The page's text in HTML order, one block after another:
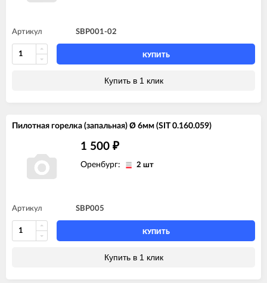
Артикул SBP001-02
КУПИТЬ
Купить в 1 клик
Пилотная горелка (запальная) Ø 6мм (SIT 0.160.059)
1 500 ₽
Оренбург: 2 шт
Артикул SBP005
КУПИТЬ
Купить в 1 клик